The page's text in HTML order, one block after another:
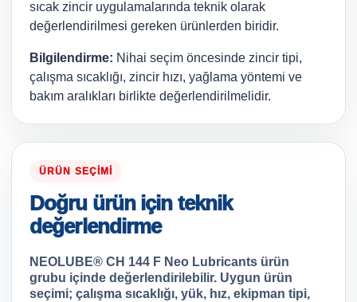
sıcak zincir uygulamalarında teknik olarak
değerlendirilmesi gereken ürünlerden biridir.
Bilgilendirme: Nihai seçim öncesinde zincir tipi,
çalışma sıcaklığı, zincir hızı, yağlama yöntemi ve
bakım aralıkları birlikte değerlendirilmelidir.
ÜRÜN SEÇIMI
Doğru ürün için teknik
değerlendirme
NEOLUBE® CH 144 F Neo Lubricants ürün
grubu içinde değerlendirilebilir. Uygun ürün
seçimi; çalışma sıcaklığı, yük, hız, ekipman tipi,